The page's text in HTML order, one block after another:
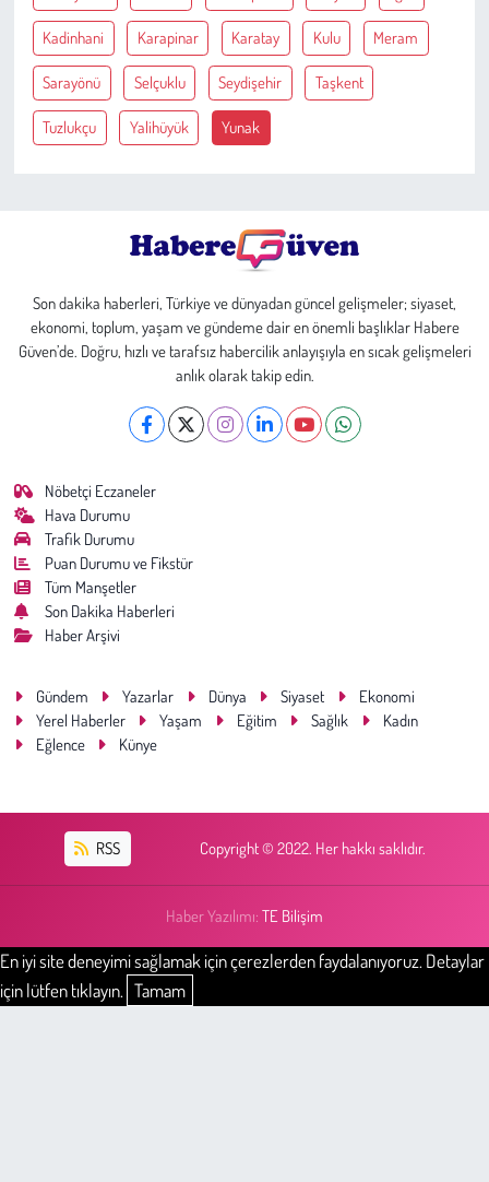
Kadinhani Karapinar Karatay Kulu Meram
Sarayönü Selçuklu Seydişehir Taşkent
Tuzlukçu Yalihüyük Yunak
Son dakika haberleri, Türkiye ve dünyadan güncel gelişmeler; siyaset,
ekonomi, toplum, yaşam ve gündeme dair en önemli başlıklar Habere
Güven’de. Doğru, hızlı ve tarafsız habercilik anlayışıyla en sıcak gelişmeleri
anlık olarak takip edin.
Nöbetçi Eczaneler
Hava Durumu
Trafik Durumu
Puan Durumu ve Fikstür
Tüm Manşetler
Son Dakika Haberleri
Haber Arşivi
Gündem Yazarlar Dünya Siyaset
Ekonomi
Yerel Haberler
Yaşam Eğitim Sağlık
Kadın
Eğlence
Künye
RSS Copyright © 2022. Her hakkı saklıdır.
Haber Yazılımı: TE Bilişim
En iyi site deneyimi sağlamak için çerezlerden faydalanıyoruz. Detaylar
için lütfen tıklayın. Tamam